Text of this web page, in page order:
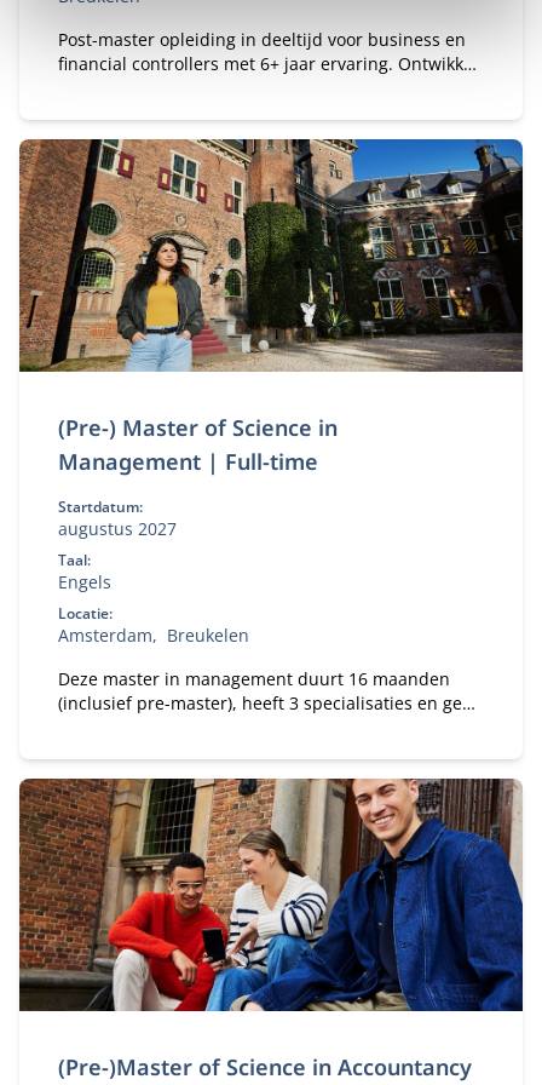
Post-master opleiding in deeltijd voor business en
financial controllers met 6+ jaar ervaring. Ontwikkel
(Pre-) Master of Science in
Management | Full-time
Startdatum:
augustus 2027
Taal:
Engels
Locatie:
Amsterdam
Breukelen
Deze master in management duurt 16 maanden
(inclusief pre-master), heeft 3 specialisaties en geeft
(Pre-)Master of Science in Accountancy